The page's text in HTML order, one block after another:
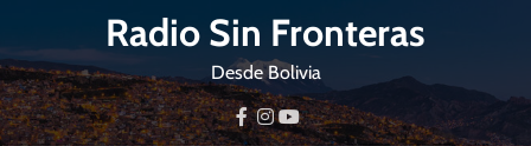
content
Radio Sin Fronteras
Desde Bolivia
facebook
instagram
youtube